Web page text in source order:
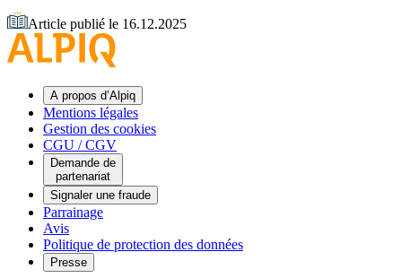
Article publié le 16.12.2025
A propos d’Alpiq
Mentions légales
Gestion des cookies
CGU / CGV
Demande de
partenariat
Signaler une fraude
Parrainage
Avis
Politique de protection des données
Presse